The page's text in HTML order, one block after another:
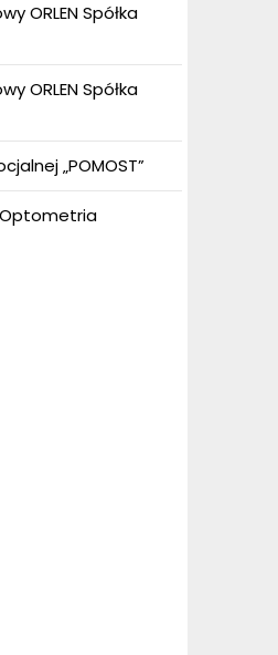
ORLEN Spółka
ORLEN Spółka
„POMOST”